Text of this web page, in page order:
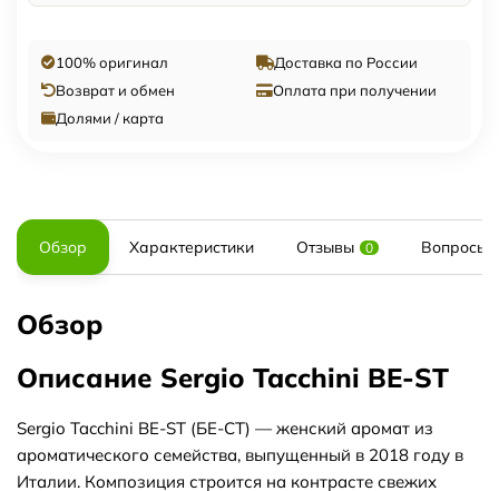
100% оригинал
Доставка по России
Возврат и обмен
Оплата при получении
Долями / карта
Обзор Характеристики Отзывы 0 Вопросы
Обзор
Описание Sergio Tacchini BE-ST
Sergio Tacchini BE-ST (БЕ-СТ) — женский аромат из
ароматического семейства, выпущенный в 2018 году в
Италии. Композиция строится на контрасте свежих